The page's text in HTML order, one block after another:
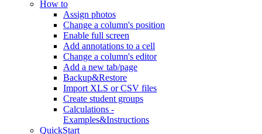
How to
Assign photos
Change a column's position
Enable full screen
Add annotations to a cell
Change a column's editor
Add a new tab/page
Backup&Restore
Import XLS or CSV files
Create student groups
Calculations -
Examples&Instructions
QuickStart